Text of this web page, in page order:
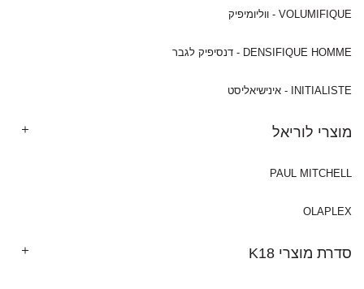
VOLUMIFIQUE - ווליומיפיק
DENSIFIQUE HOMME - דנסיפיק לגבר
INITIALISTE - אינישיאליסט
מוצרי לוריאל
PAUL MITCHELL
OLAPLEX
סדרת מוצרי K18